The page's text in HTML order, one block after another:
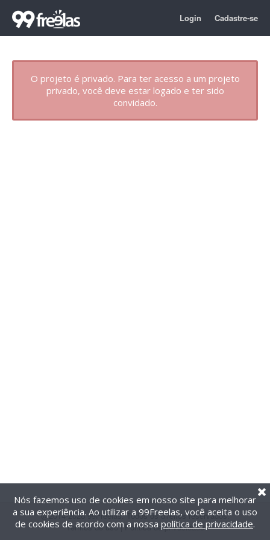
Login Cadastre-se
O projeto é privado. Para ter acesso a um projeto
privado, você deve estar logado e ter sido
convidado.
@2014-2026 99Freelas. Todos os direitos reservados.
Termos de uso| Política de privacidade
Nós fazemos uso de cookies em nosso site para melhorar
a sua experiência. Ao utilizar a 99Freelas, você aceita o uso
de cookies de acordo com a nossa política de privacidade.